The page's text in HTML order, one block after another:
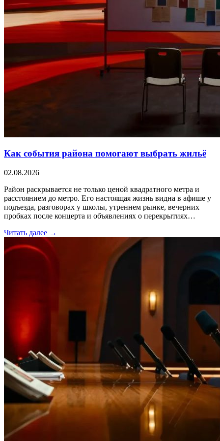
Как события района помогают выбрать жильё
02.08.2026
Район раскрывается не только ценой квадратного метра и
расстоянием до метро. Его настоящая жизнь видна в афише у
подъезда, разговорах у школы, утреннем рынке, вечерних
пробках после концерта и объявлениях о перекрытиях…
Читать далее →